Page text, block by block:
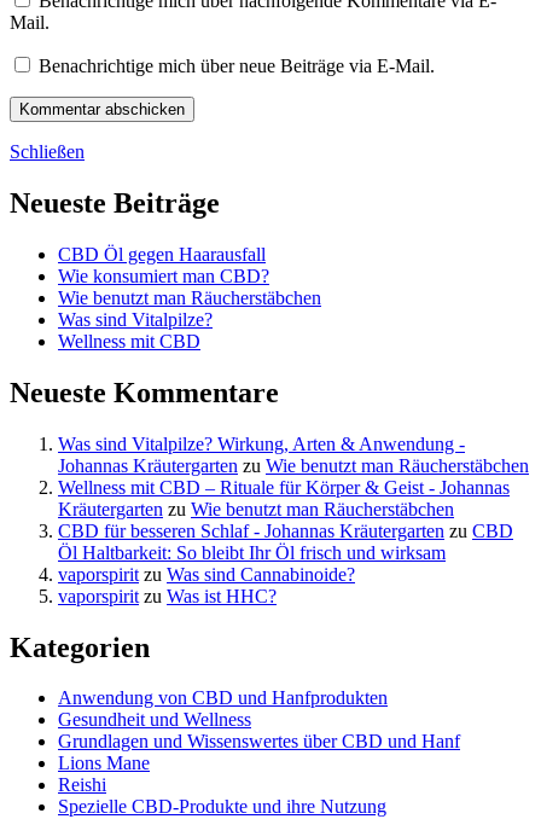
Mail.
Benachrichtige mich über neue Beiträge via E-Mail.
Schließen
Neueste Beiträge
CBD Öl gegen Haarausfall
Wie konsumiert man CBD?
Wie benutzt man Räucherstäbchen
Was sind Vitalpilze?
Wellness mit CBD
Neueste Kommentare
Was sind Vitalpilze? Wirkung, Arten & Anwendung -
Johannas Kräutergarten zu Wie benutzt man Räucherstäbchen
Wellness mit CBD – Rituale für Körper & Geist - Johannas
Kräutergarten zu Wie benutzt man Räucherstäbchen
CBD für besseren Schlaf - Johannas Kräutergarten zu CBD
Öl Haltbarkeit: So bleibt Ihr Öl frisch und wirksam
vaporspirit zu Was sind Cannabinoide?
vaporspirit zu Was ist HHC?
Kategorien
Anwendung von CBD und Hanfprodukten
Gesundheit und Wellness
Grundlagen und Wissenswertes über CBD und Hanf
Lions Mane
Reishi
Spezielle CBD-Produkte und ihre Nutzung